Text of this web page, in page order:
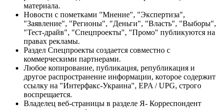
материала.
Новости с пометками "Мнение", "Экспертиза",
"Заявление", "Регионы", "Деньги", "Власть", "Выборы",
"Тест-драйв", "Спецпроекты", "Промо" публикуются на
правах рекламы.
Раздел Спецпроекты создается совместно с
коммерческими партнерами.
Любое копирование, публикация, републикация и
другое распространение информации, которое содержит
ссылку на "Интерфакс-Украина", EPA / UPG, строго
воспрещается.
Владелец веб-страницы в разделе Я- Корреспондент